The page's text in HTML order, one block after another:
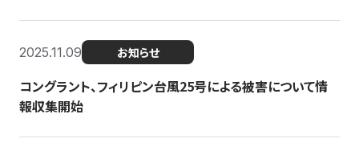
2025.11.09 お知らせ
コングラント、フィリピン台風25号による被害について情
報収集開始